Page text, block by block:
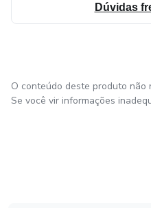
Dúvidas
O conteúdo deste produto não
Se você vir informações